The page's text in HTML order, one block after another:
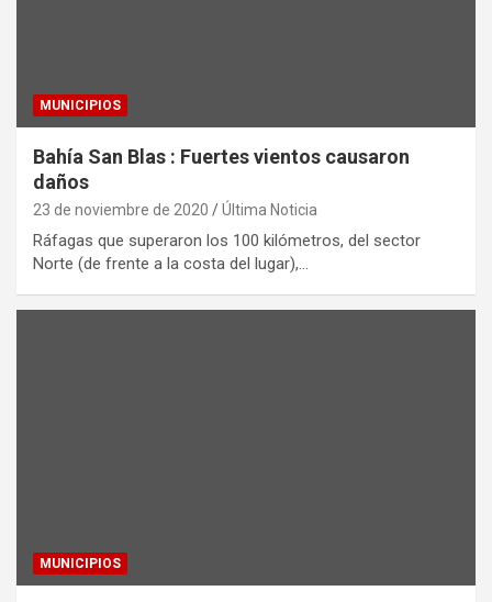
MUNICIPIOS
Bahía San Blas : Fuertes vientos causaron
daños
23 de noviembre de 2020 Última Noticia
Ráfagas que superaron los 100 kilómetros, del sector
Norte (de frente a la costa del lugar),…
MUNICIPIOS